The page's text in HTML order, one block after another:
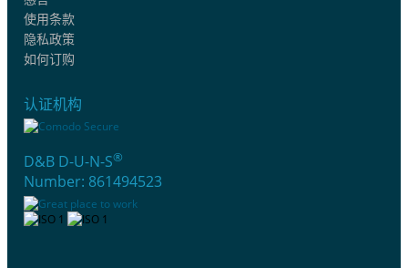
使用条款
隐私政策
如何订购
认证机构
D&B D-U-N-S®
Number: 861494523